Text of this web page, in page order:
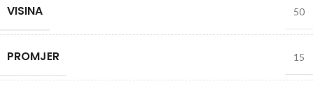
VISINA 50
PROMJER 15